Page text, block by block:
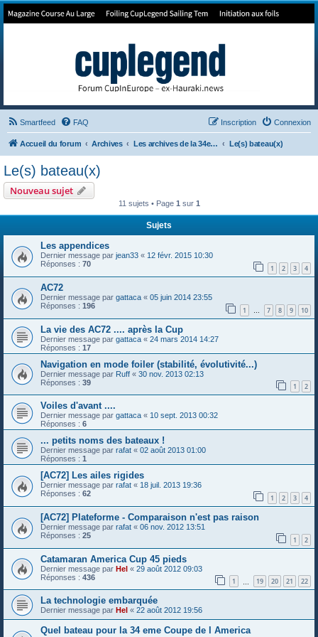
Forum de Cup In Europe
Smartfeed FAQ Connexion
Inscription
Accueil du forum Archives Les archives de la 34e America's Cup Le(s) bateau(x)
Le(s) bateau(x)
Nouveau sujet
11 sujets • Page 1sur 1
Sujets
Les appendices
Dernier message par jean33 « 12 févr. 2015 10:30
Réponses : 70 1 2 3 4
AC72
Dernier message par gattaca « 05 juin 2014 23:55
Réponses : 196 1 … 7 8 9 10
La vie des AC72 .... après la Cup
Dernier message par gattaca « 24 mars 2014 14:27
Réponses : 17
Navigation en mode foiler (stabilité, évolutivité...)
Dernier message par Ruff « 30 nov. 2013 02:13
Réponses : 39 1 2
Voiles d'avant ....
Dernier message par gattaca « 10 sept. 2013 00:32
Réponses : 6
... petits noms des bateaux !
Dernier message par rafat « 02 août 2013 01:00
Réponses : 1
[AC72] Les ailes rigides
Dernier message par rafat « 18 juil. 2013 19:36
Réponses : 62 1 2 3 4
[AC72] Plateforme - Comparaison n'est pas raison
Dernier message par rafat « 06 nov. 2012 13:51
Réponses : 25 1 2
Catamaran America Cup 45 pieds
Dernier message par Hel « 29 août 2012 09:03
Réponses : 436 1 19 20 21 22
La technologie embarquée
Dernier message par Hel « 22 août 2012 19:56
Quel bateau pour la 34 eme Coupe de l America